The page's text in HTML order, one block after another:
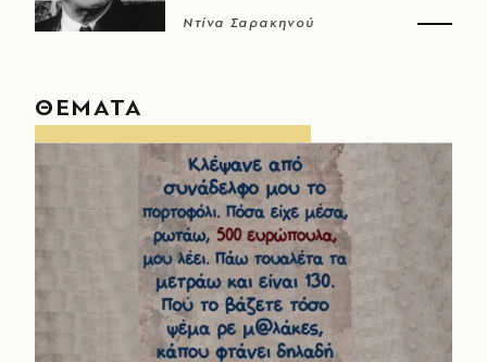
Ντίνα Σαρακηνού
ΘΕΜΑΤΑ